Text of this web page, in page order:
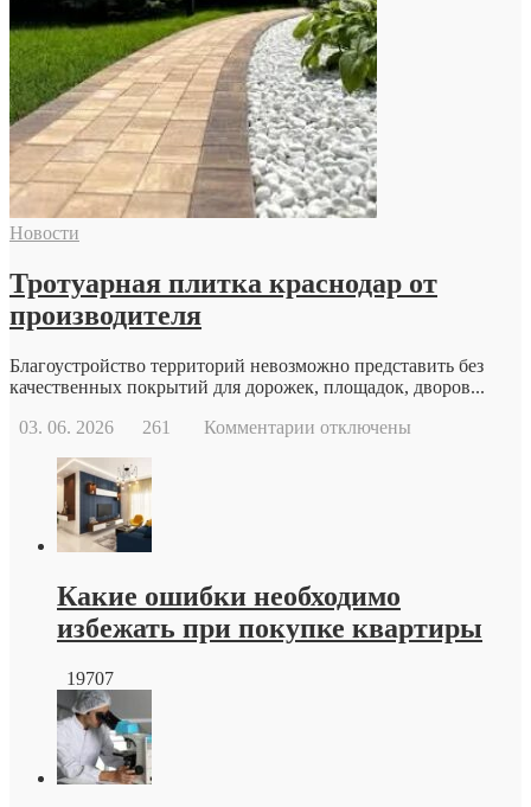
Когда
стоит
обратиться
к
репродуктологу:
основные
причины
и
возможности
современной
Новости
Тротуарная плитка краснодар от
производителя
Благоустройство территорий невозможно представить без
качественных покрытий для дорожек, площадок, дворов...
03. 06. 2026
261 Комментарии котключены
Какие ошибки необходимо
избежать при покупке квартиры
19707